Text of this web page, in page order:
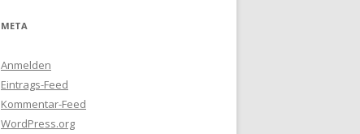
META
Anmelden
Eintrags-Feed
Kommentar-Feed
WordPress.org